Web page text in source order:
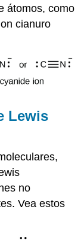
átomos, como
cianuro
Lewis
no
Vea estos